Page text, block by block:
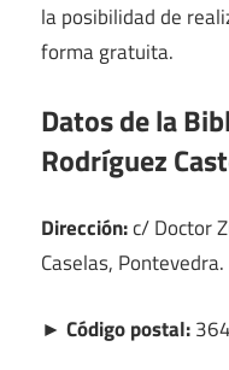
la posibilidad de
forma gratuita.
Datos de la
Rodríguez
Dirección:c/ Doctor
Caselas, Pontevedra.
► Código postal: